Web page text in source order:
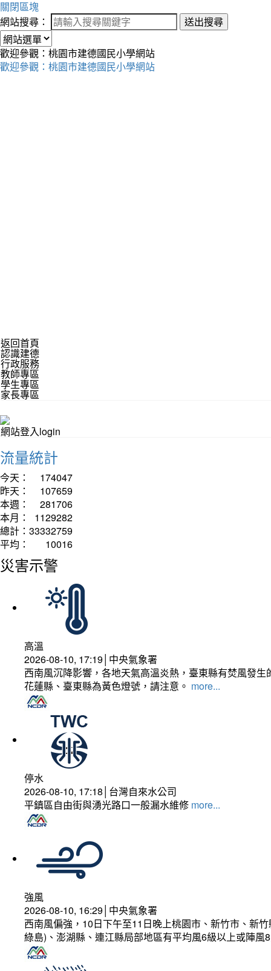
關閉區塊
網站搜尋：
送出搜尋
歡迎參觀：桃園市建德國民小學網站
歡迎參觀：桃園市建德國民小學網站
返回首頁
認識建德
行政服務
教師專區
學生專區
家長專區
網站登入login
流量統計
今天：
174047
昨天：
107659
本週：
281706
本月：
1129282
總計： 33332759
平均：
10016
災害示警
高溫
2026-08-10, 17:19│中央氣象署
西南風沉降影響，各地天氣高溫炎熱，臺東縣有焚風發
花蓮縣、臺東縣為黃色燈號，請注意。 more...
停水
2026-08-10, 17:18│台灣自來水公司
平鎮區自由街與湧光路口一般漏水維修 more...
強風
2026-08-10, 16:29│中央氣象署
西南風偏強，10日下午至11日晚上桃園市、新竹市、新
綠島)、澎湖縣、連江縣局部地區有平均風6級以上或陣